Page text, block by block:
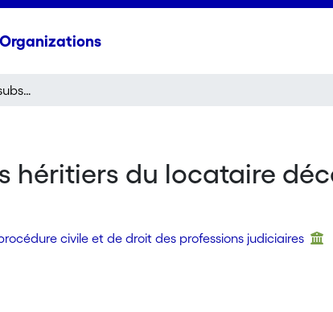
Organizations
Droit d’action et droit substantiel des héritiers du locataire décédé : (arrêt TF 4A_282/2021)
héritiers du locataire
civile et de droit des professions judiciaires